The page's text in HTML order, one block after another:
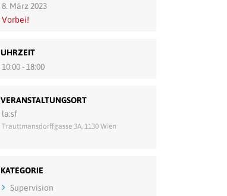
8. März 2023
Vorbei!
UHRZEIT
10:00 - 18:00
VERANSTALTUNGSORT
la:sf
Trauttmansdorffgasse 3A, 1130 Wien
KATEGORIE
Supervision